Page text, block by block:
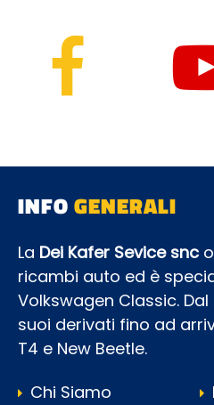
INFOGENERALI
La Dei Kafer Sevice snc
ricambi auto ed è
Volkswagen Classic.
suoi derivati fino ad
T4 e New Beetle.
Chi Siamo